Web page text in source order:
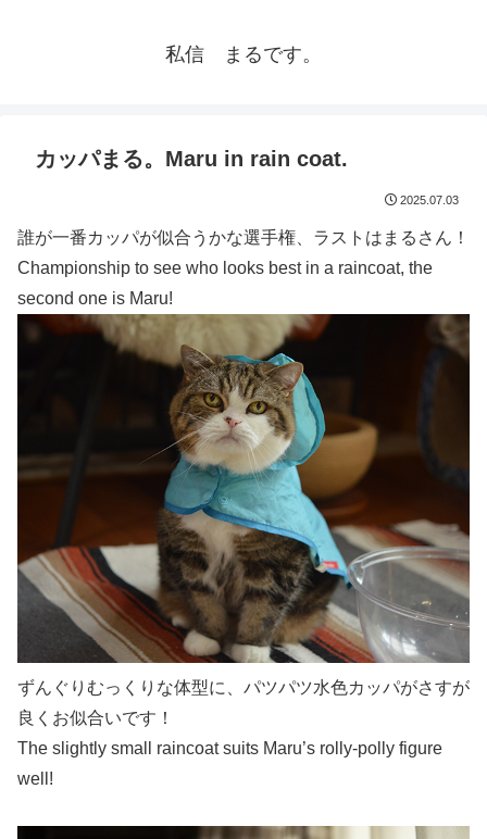
私信 まるです。
カッパまる。Maru in rain coat.
2025.07.03
誰が一番カッパが似合うかな選手権、ラストはまるさん！
Championship to see who looks best in a raincoat, the
second one is Maru!
ずんぐりむっくりな体型に、パツパツ水色カッパがさすが
良くお似合いです！
The slightly small raincoat suits Maru’s rolly-polly figure
well!